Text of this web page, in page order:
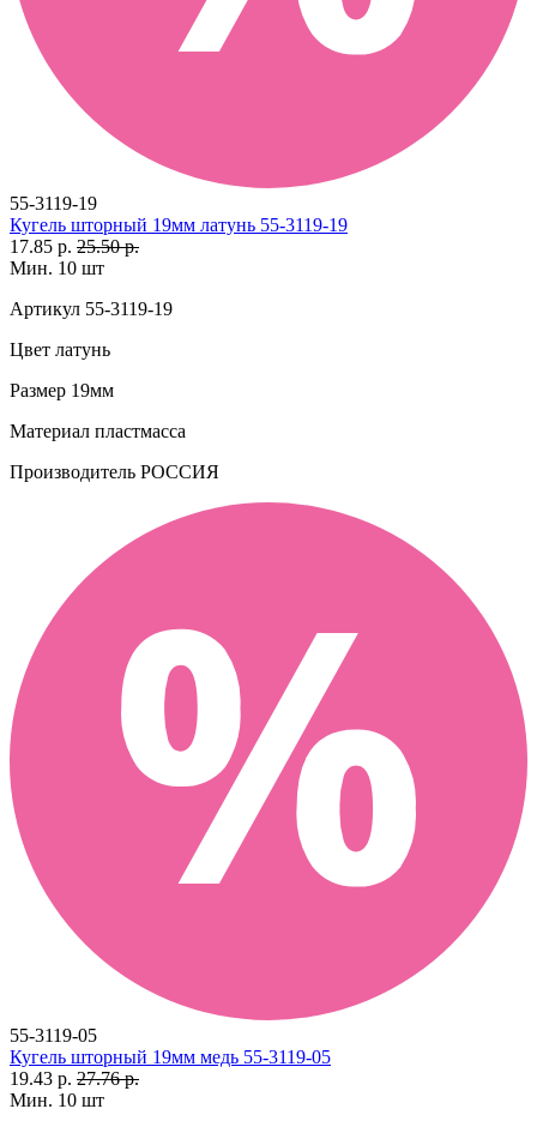
55-3119-19
Кугель шторный 19мм латунь 55-3119-19
17.85 р. 25.50 р.
Мин. 10 шт
Артикул 55-3119-19
Цвет латунь
Размер 19мм
Материал пластмасса
Производитель РОССИЯ
55-3119-05
Кугель шторный 19мм медь 55-3119-05
19.43 р. 27.76 р.
Мин. 10 шт